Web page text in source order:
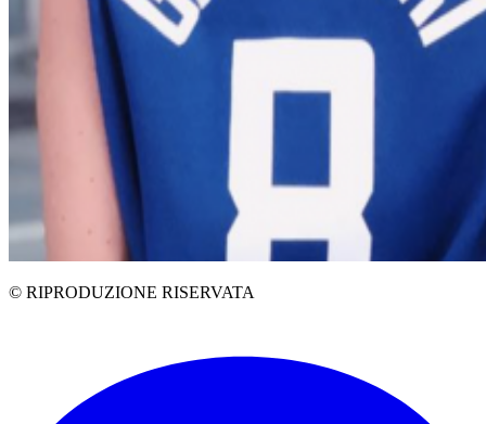
© RIPRODUZIONE RISERVATA